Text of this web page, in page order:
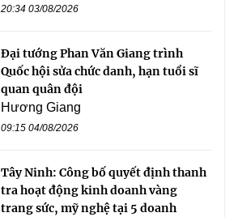
20:34 03/08/2026
Đại tướng Phan Văn Giang trình
Quốc hội sửa chức danh, hạn tuổi sĩ
quan quân đội
Hương Giang
09:15 04/08/2026
Tây Ninh: Công bố quyết định thanh
tra hoạt động kinh doanh vàng
trang sức, mỹ nghệ tại 5 doanh